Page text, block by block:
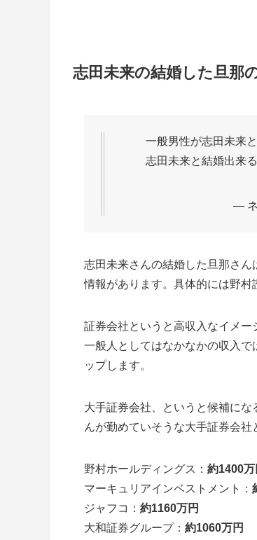
志田未来の結婚した旦那
一般男性が志田未来
志田未来と結婚出来
— ネ
志田未来さんの結婚した旦那さん
情報があります。具体的には野村
証券会社というと高収入なイメ
一般人としてはなかなかの収入
ップします。
大手証券会社、というと候補に
んが勤めていそうな大手証券会社
野村ホールディングス： 約1400万
マーキュリアインベストメント：
ジャフコ： 約1160万円
大和証券グループ： 約1060万円